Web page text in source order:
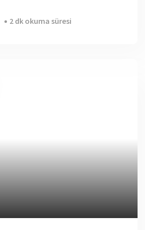
2 dk okuma süresi